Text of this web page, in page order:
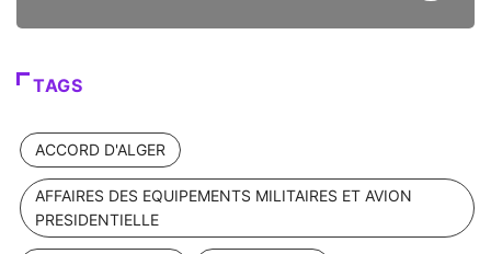
TAGS
ACCORD D'ALGER
AFFAIRES DES EQUIPEMENTS MILITAIRES ET AVION
PRESIDENTIELLE